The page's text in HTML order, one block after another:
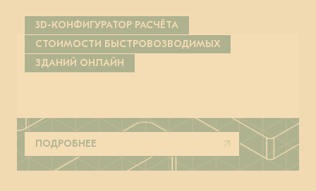
3D-КОНФИГУРАТОР РАСЧЁТА
СТОИМОСТИ БЫСТРОВОЗВОДИМЫХ
ЗДАНИЙ ОНЛАЙН
ПОДРОБНЕЕ